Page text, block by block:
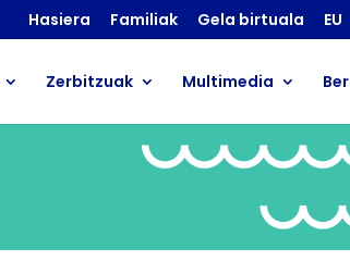
Hasiera Familiak Gela birtuala EU
Zerbitzuak Multimedia